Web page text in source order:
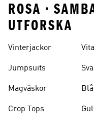
ROSA •
UTFORSKA
Vinterjackor
Jumpsuits
Magväskor
Crop Tops